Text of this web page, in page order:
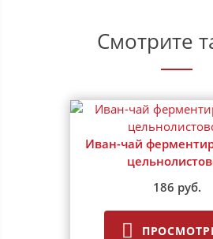
Смотрите
Иван-чай
186 руб.